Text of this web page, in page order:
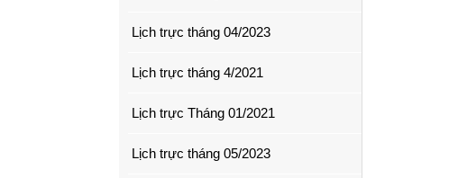
Lịch trực tháng 04/2023
Lịch trực tháng 4/2021
Lịch trực Tháng 01/2021
Lịch trực tháng 05/2023